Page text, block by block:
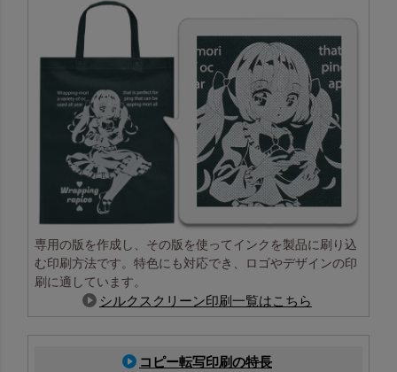
専用の版を作成し、その版を使ってインクを製品に刷り込
む印刷方法です。特色にも対応でき、ロゴやデザインの印
刷に適しています。
シルクスクリーン印刷一覧はこちら
コピー転写印刷の特長